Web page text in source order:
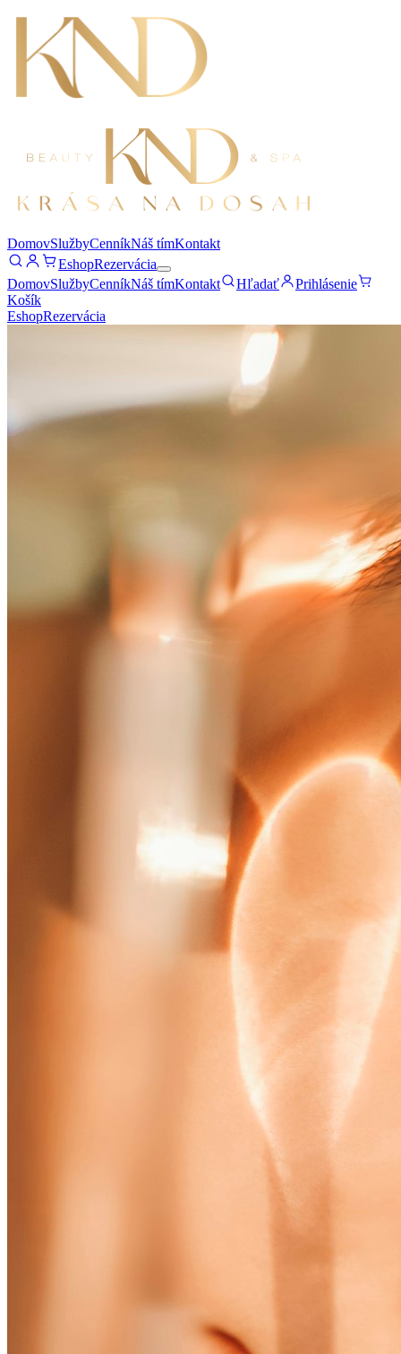
DomovSlužbyCenníkNáš tímKontakt
EshopRezervácia
DomovSlužbyCenníkNáš tímKontakt Hľadať
Prihlásenie
Košík
EshopRezervácia